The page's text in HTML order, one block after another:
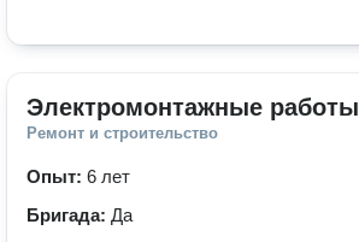
Электромонтажные работы
Ремонт и строительство
Опыт: 6 лет
Бригада: Да